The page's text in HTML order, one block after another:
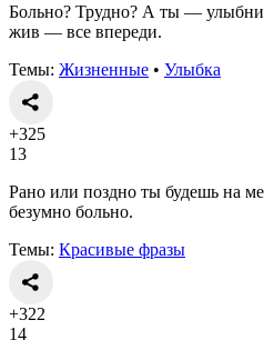
Больно? Трудно? А ты —
жив — все впереди.
Темы: Жизненные • Улыбка
+325
13
Рано или поздно ты будешь на
безумно больно.
Темы: Красивые фразы
+322
14